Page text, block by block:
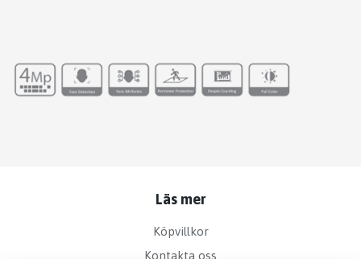
Läs mer
Köpvillkor
Kontakta oss